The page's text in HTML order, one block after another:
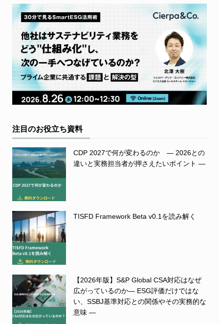
注目のお役立ち資料
CDP 2027で何が変わるのか ― 2026との
違いと実務担当者が押さえたいポイント ―
TISFD Framework Beta v0.1を読み解く
【2026年版】S&P Global CSA対応はなぜ
広がっているのか― ESG評価だけではな
い、SSBJ基準対応との関係やその実務的な
意味 ―